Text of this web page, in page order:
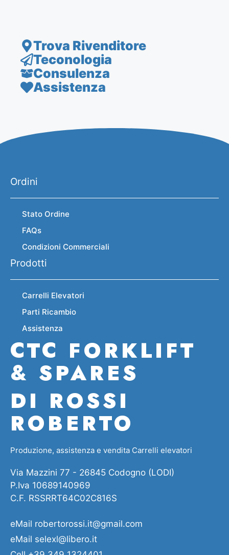
Trova Rivenditore
Teconologia
Consulenza
Assistenza
CTC FORKLIFT
& SPARES
DI ROSSI
ROBERTO
Produzione, assistenza e vendita Carrelli elevatori
Via Mazzini 77 - 26845 Codogno (LODI)
P.Iva 10689140969
C.F. RSSRRT64C02C816S
eMail robertorossi.it@gmail.com
eMail selexl@libero.it
Ordini
Stato Ordine
FAQs
Condizioni Commerciali
Prodotti
Carrelli Elevatori
Parti Ricambio
Assistenza